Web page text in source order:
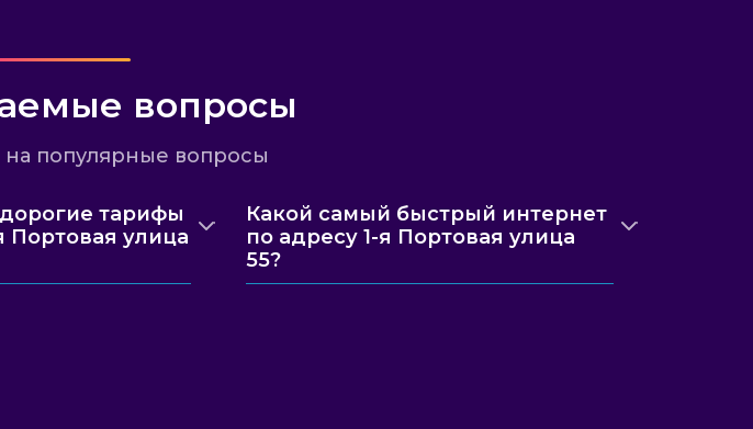
вопросы
на популярные вопросы
тарифы
Портовая улица
Какой самый быстрый интернет
по адресу 1-я Портовая улица
55?